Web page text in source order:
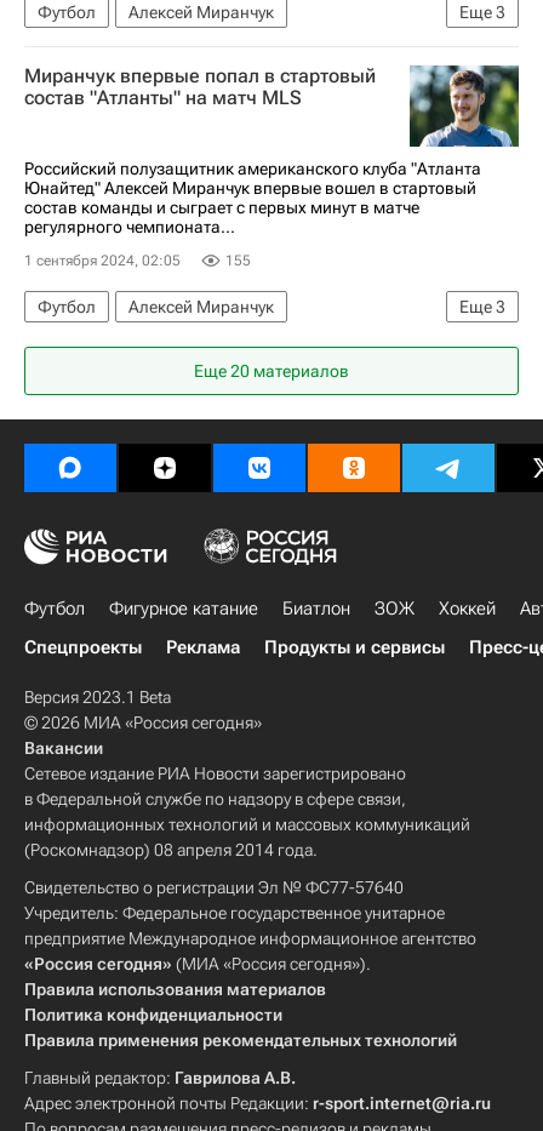
Еще3
Футбол
Алексей Миранчук
Атланта Юнайтед
Шарлотт Спорт
Миранчук впервые попал в стартовый
состав "Атланты" на матч MLS
Российский полузащитник американского клуба "Атланта
Юнайтед" Алексей Миранчук впервые вошел в стартовый
состав команды и сыграет с первых минут в матче
регулярного чемпионата...
1 сентября 2024, 02:05 155
Еще3
Футбол
Алексей Миранчук
Атланта Юнайтед
Шарлотт
Спорт
Еще 20 материалов
Футбол Фигурное катание Биатлон ЗОЖ Хоккей
Спецпроекты
Реклама Продукты и сервисы Пресс-
Версия 2023.1 Beta
© 2026 МИА «Россия сегодня»
Вакансии
Сетевое издание РИА Новости зарегистрировано
в Федеральной службе по надзору в сфере связи,
информационных технологий и массовых коммуникаций
(Роскомнадзор) 08 апреля 2014 года.
Свидетельство о регистрации Эл № ФС77-57640
Учредитель: Федеральное государственное унитарное
предприятие Международное информационное агентство
«Россия сегодня» (МИА «Россия сегодня»).
Правила использования материалов
Политика конфиденциальности
Правила применения рекомендательных технологий
Главный редактор: Гаврилова А.В.
Адрес электронной почты Редакции: r-sport.internet@ria.ru